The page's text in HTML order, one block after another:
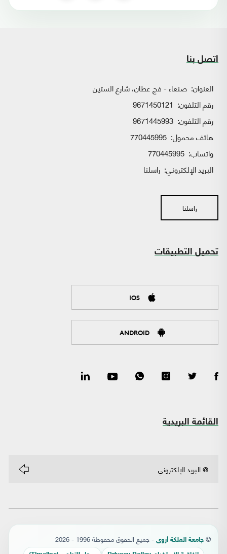
اتصل بنا
العنوان: صنعاء - فج عطان، شارع الستين
رقم التلفون: 9671450121
رقم التلفون: 9671445993
هاتف محمول: 770445995
واتساب:
البريد الإلكتروني: راسلنا
راسلنا
تحميل التطبيقات
IOS
ANDROID
القائمة البريدية
© جامعة الملكة أروى - جميع الحقوق محفوظة 1996 - 2026